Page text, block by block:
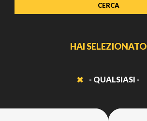
HAI SELEZIONATO
- QUALSIASI -